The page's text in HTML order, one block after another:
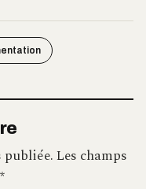
publiée.Les champs
*